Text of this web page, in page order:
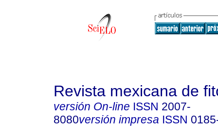
Revista mexicana de
versión On-line ISSN 2007-
8080versión impresa ISSN